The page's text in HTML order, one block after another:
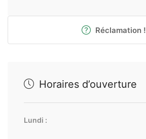
Réclamation !
Horaires d’ouverture
Lundi :